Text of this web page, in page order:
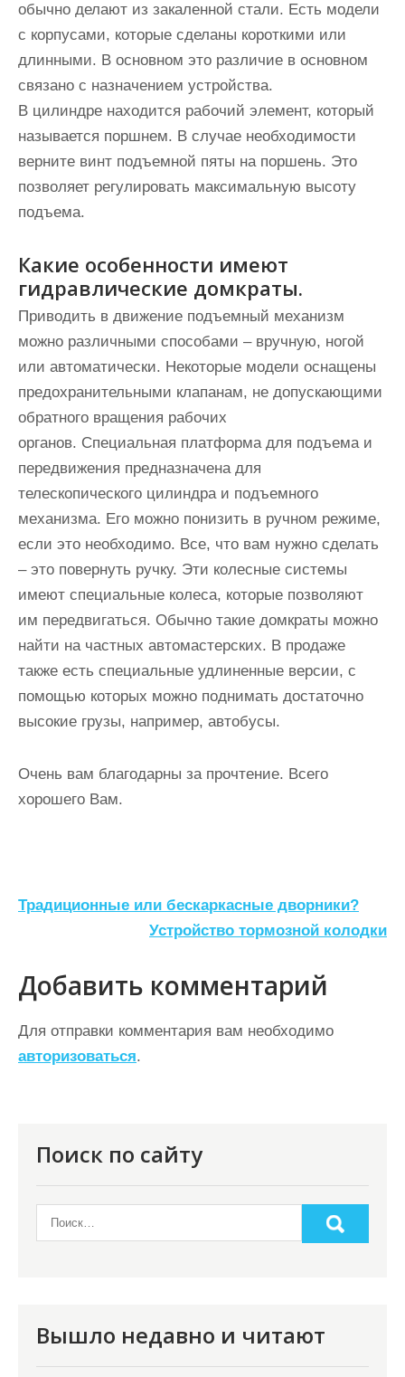
обычно делают из закаленной стали. Есть модели
с корпусами, которые сделаны короткими или
длинными. В основном это различие в основном
связано с назначением устройства.
В цилиндре находится рабочий элемент, который
называется поршнем. В случае необходимости
верните винт подъемной пяты на поршень. Это
позволяет регулировать максимальную высоту
подъема.
Какие особенности имеют
гидравлические домкраты.
Приводить в движение подъемный механизм
можно различными способами – вручную, ногой
или автоматически. Некоторые модели оснащены
предохранительными клапанам, не допускающими
обратного вращения рабочих
органов. Специальная платформа для подъема и
передвижения предназначена для
телескопического цилиндра и подъемного
механизма. Его можно понизить в ручном режиме,
если это необходимо. Все, что вам нужно сделать
– это повернуть ручку. Эти колесные системы
имеют специальные колеса, которые позволяют
им передвигаться. Обычно такие домкраты можно
найти на частных автомастерских. В продаже
также есть специальные удлиненные версии, с
помощью которых можно поднимать достаточно
высокие грузы, например, автобусы.
Очень вам благодарны за прочтение. Всего
хорошего Вам.
Н
в
и
г
а
Традиционные или бескаркасные дворники?
Устройство тормозной колодки
Добавить комментарий
Для отправки комментария вам необходимо
авторизоваться.
Поиск по сайту
Вышло недавно и читают